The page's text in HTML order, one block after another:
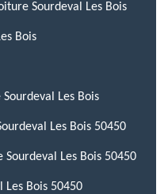
Sourdeval Les Bois
Bois
Les Bois
Les Bois 50450
Les Bois 50450
Bois 50450